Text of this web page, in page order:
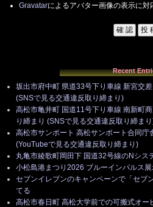
Gravatarによるアバター画像の表示に対
Recent
坂出市府中町 県道33号下り車線 新宮交
(SNSで見る交通違反取り締まり)
高松市亀井町 国道11号下り車線 南新町
り締まり (SNSで見る交通違反取り締ま
高松市サンポート 高松サンポート合同庁
(YouTubeで見る交通違反取り締まり)
丸亀市綾歌町岡田下 国道32号線のNシス
小松島港まつり2026 ブルーインパルス
セブンイレブンのキャンペーンで「セブ
てる
高松市春日町 高松大学前での可搬式オー